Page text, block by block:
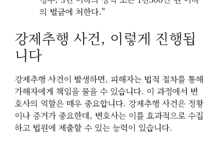
의 벌금에 처한다."
강제추행 사건, 이렇게 진행됩
니다
강제추행 사건이 발생하면, 피해자는 법적 절차를 통해
가해자에게 책임을 물을 수 있습니다. 이 과정에서 변
호사의 역할은 매우 중요합니다. 강제추행 사건은 정황
이나 증거가 중요한데, 변호사는 이를 효과적으로 수집
하고 법원에 제출할 수 있는 능력이 있습니다.